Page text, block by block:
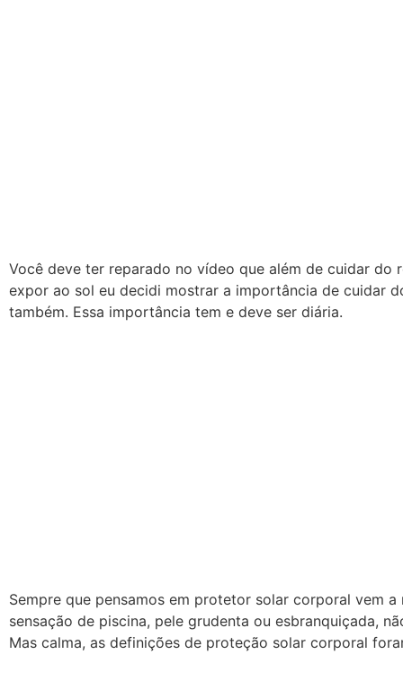
Você deve ter reparado no vídeo que além de cuidar do
expor ao sol eu decidi mostrar a importância de cuidar
também. Essa importância tem e deve ser diária.
Sempre que pensamos em protetor solar corporal vem a
sensação de piscina, pele grudenta ou esbranquiçada,
Mas calma, as definições de proteção solar corporal